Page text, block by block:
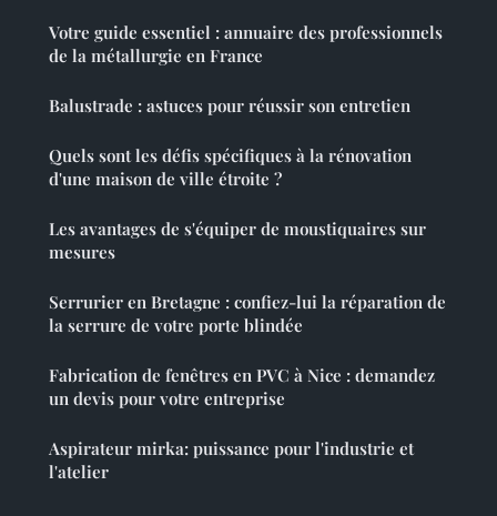
Votre guide essentiel : annuaire des professionnels
de la métallurgie en France
Balustrade : astuces pour réussir son entretien
Quels sont les défis spécifiques à la rénovation
d'une maison de ville étroite ?
Les avantages de s'équiper de moustiquaires sur
mesures
Serrurier en Bretagne : confiez-lui la réparation de
la serrure de votre porte blindée
Fabrication de fenêtres en PVC à Nice : demandez
un devis pour votre entreprise
Aspirateur mirka: puissance pour l'industrie et
l'atelier